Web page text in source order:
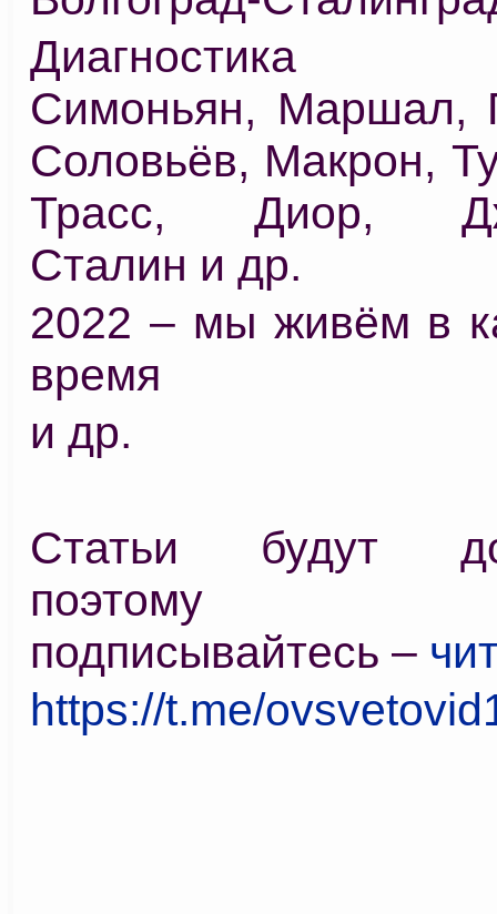
Диагностика
Симоньян, Маршал,
Соловьёв, Макрон,
Трасс, Диор,
Сталин и др.
2022 – мы живём в
время
и др.
Статьи будут
поэтому
подписывайтесь –
https://t.me/